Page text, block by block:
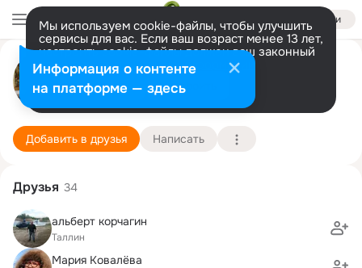
Войти
Мы используем cookie-файлы, чтобы улучшить
сервисы для вас. Если ваш возраст менее 13 лет,
настроить cookie-файлы должен ваш законный
представитель. Больше информации
Разрешить все Настроить
Лена .
Папуа 30 января (119 лет)
Подробнее
Добавить в друзья Написать
Друзья 34
альберт корчагин
Таллин
Мария Ковалёва
Информация о контенте
на платформе — здесь